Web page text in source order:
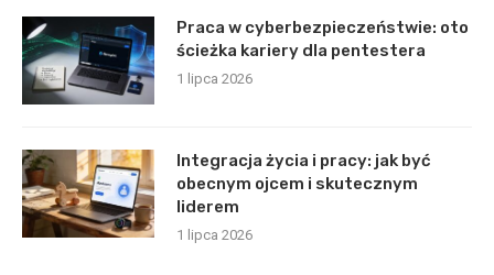
Praca w cyberbezpieczeństwie: oto
ścieżka kariery dla pentestera
1 lipca 2026
Integracja życia i pracy: jak być
obecnym ojcem i skutecznym
liderem
1 lipca 2026